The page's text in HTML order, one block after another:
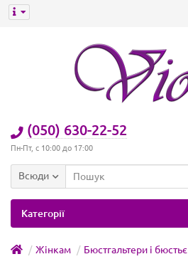
(050) 630-22-52
Пн-Пт, с 10:00 до 17:00
Всюди
Категорії
Жінкам Бюстгальтери і бюстьє